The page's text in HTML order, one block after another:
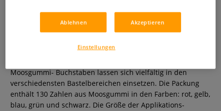
URSUS® Moosgummi-Buchstaben
0 Bewertungen
Moosgummi- Buchstaben lassen sich vielfältig in den
verschiedensten Bastelbereichen einsetzen. Die Packung
enthält 130 Zahlen aus Moosgummi in den Farben: rot, gelb,
blau, grün und schwarz. Die Größe der Applikations-
Ablehnen Akzeptieren
Einstellungen